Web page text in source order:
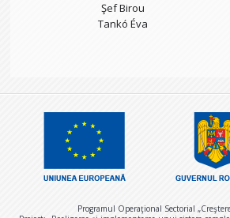
Şef Birou
Tankó Éva
Programul Operaţional Sectorial